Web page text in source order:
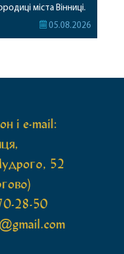
міста Вінниці.
співслужили05.08.2026
і e-mail:
52
28-50